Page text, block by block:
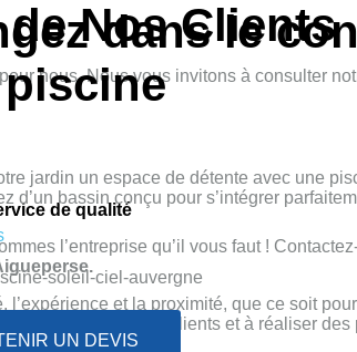
dans le
jardin un espace de détente avec une
d’un bassin conçu pour s’intégrer
UN DEVIS
Nos Clients
nous. Nous vous invitons à consulter
de qualité
l’entreprise qu’il vous faut !
l’expérience et la proximité, que ce soit
les besoins de ses clients et à réaliser